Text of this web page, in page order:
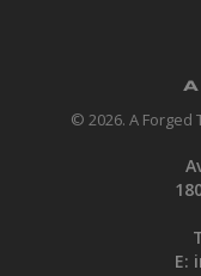
© 2026. A
E: